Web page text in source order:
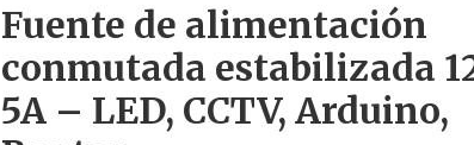
Fuente de alimentación
conmutada estabilizada
5A – LED, CCTV, Arduino,
alimentación
conmutada
estabilizada
12V